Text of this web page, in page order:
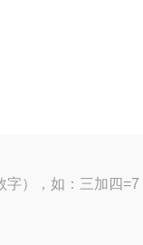
字），如：三加四=7